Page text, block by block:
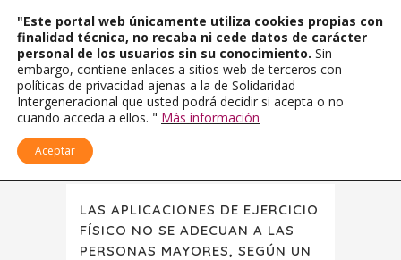
LAS APLICACIONES DE EJERCICIO
FÍSICO NO SE ADECUAN A LAS
PERSONAS MAYORES, SEGÚN UN
"Este portal web únicamente utiliza cookies propias con
finalidad técnica, no recaba ni cede datos de carácter
personal de los usuarios sin su conocimiento. Sin
embargo, contiene enlaces a sitios web de terceros con
políticas de privacidad ajenas a la de Solidaridad
Intergeneracional que usted podrá decidir si acepta o no
cuando acceda a ellos. " Más información
Aceptar